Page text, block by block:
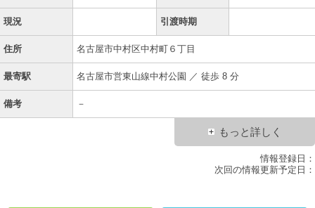
現況 引渡時期
住所 名古屋市中村区中村町６丁目
最寄駅 名古屋市営東山線中村公園 ／ 徒歩 8 分
備考 －
もっと詳しく
情報登録日：
次回の情報更新予定日：